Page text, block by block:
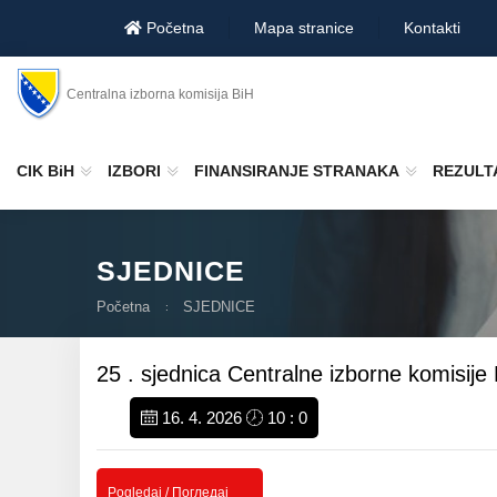
Početna Mapa stranice Kontakti
Centralna izborna komisija BiH
CIK BiH IZBORI FINANSIRANJE STRANAKA
SJEDNICE
Početna SJEDNICE
25 . sjednica Centralne izborne komisije
16. 4. 2026 10 : 0
Pogledaj / Погледај